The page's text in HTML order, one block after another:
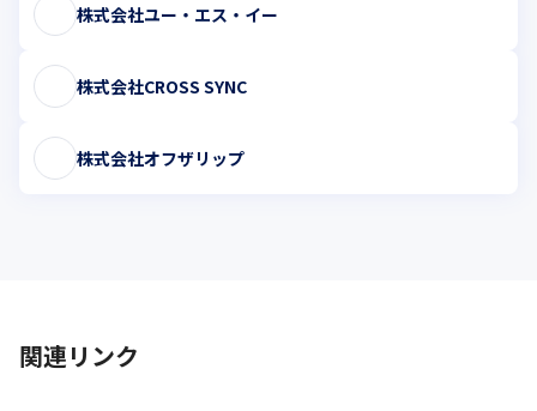
株式会社ユー・エス・イー
株式会社CROSS SYNC
株式会社オフザリップ
関連リンク